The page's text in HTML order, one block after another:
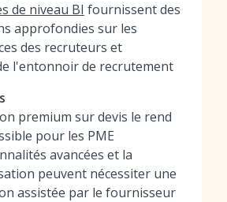
de niveau BI fournissent des
approfondies sur les
des recruteurs et
l'entonnoir de recrutement
premium sur devis le rend
pour les PME
avancées et la
peuvent nécessiter une
assistée par le fournisseur